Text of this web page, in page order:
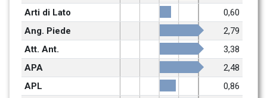
Arti di Lato
0,60
Ang. Piede
2,79
Att. Ant.
3,38
APA
2,48
APL
0,86